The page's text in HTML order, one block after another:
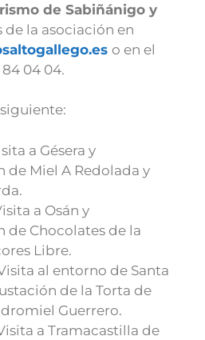
de Sabiñánigo y
de la asociación en
o en el
84 04 04.
a Gésera y
de Miel A Redolada y
a Osán y
de Chocolates de la
Libre.
al entorno de Santa
de la Torta de
Guerrero.
a Tramacastilla de